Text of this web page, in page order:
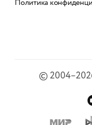
Политика
©